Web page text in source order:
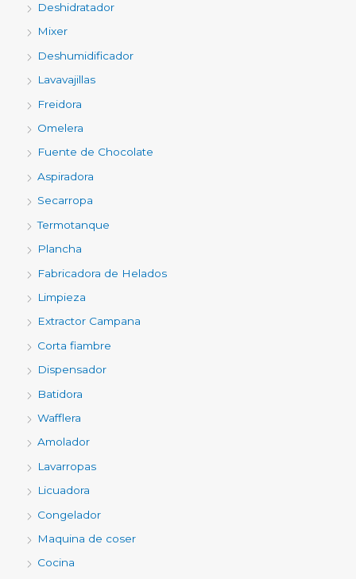
Deshidratador
Mixer
Deshumidificador
Lavavajillas
Freidora
Omelera
Fuente de Chocolate
Aspiradora
Secarropa
Termotanque
Plancha
Fabricadora de Helados
Limpieza
Extractor Campana
Corta fiambre
Dispensador
Batidora
Wafflera
Amolador
Lavarropas
Licuadora
Congelador
Maquina de coser
Cocina